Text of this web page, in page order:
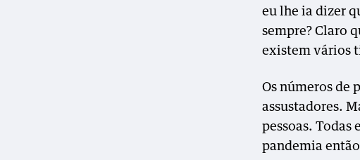
eu lhe ia dizer
sempre? Claro
existem vários
Os números de
assustadores.
pessoas. Todas
pandemia